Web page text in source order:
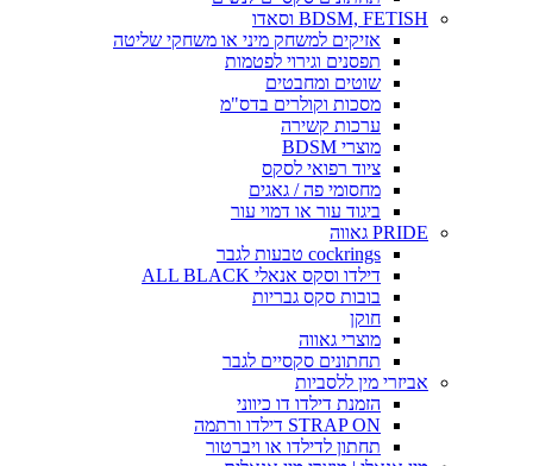
BDSM, FETISH וסאדו
אזיקים למשחק מיני או משחקי שליטה
תפסנים וגירוי לפטמות
שוטים ומחבטים
מסכות וקולרים בדס"מ
ערכות קשירה
מוצרי BDSM
ציוד רפואי לסקס
מחסומי פה / גאגים
ביגוד עור או דמוי עור
PRIDE גאווה
cockrings טבעות לגבר
דילדו וסקס אנאלי ALL BLACK
בובות סקס גבריות
חוקן
מוצרי גאווה
תחתונים סקסיים לגבר
אביזרי מין ללסביות
הזמנת דילדו דו כיווני
STRAP ON דילדו ורתמה
תחתון לדילדו או ויברטור